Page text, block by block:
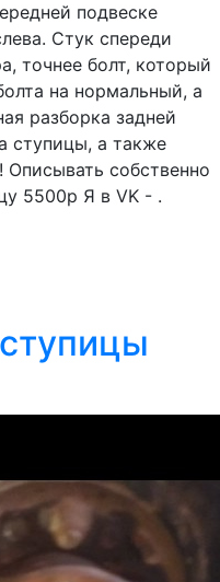
подвеске
Стук спереди
точнее болт, который
на нормальный, а
разборка задней
ступицы, а также
Описывать собственно
5500р Я в VK - .